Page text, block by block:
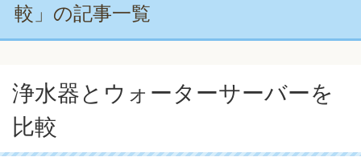
較」の記事一覧
浄水器とウォーターサーバーを
比較